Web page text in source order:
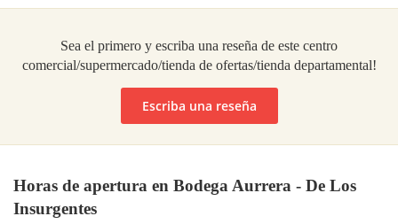
Sea el primero y escriba una reseña de este centro
comercial/supermercado/tienda de ofertas/tienda departamental!
Escriba una reseña
Horas de apertura en Bodega Aurrera - De Los
Insurgentes